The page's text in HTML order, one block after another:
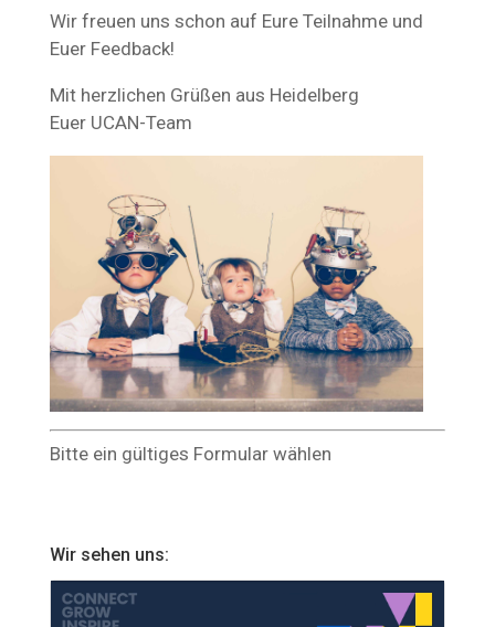
Wir freuen uns schon auf Eure Teilnahme und
Euer Feedback!
Mit herzlichen Grüßen aus Heidelberg
Euer UCAN-Team
Bitte ein gültiges Formular wählen
Wir sehen uns: